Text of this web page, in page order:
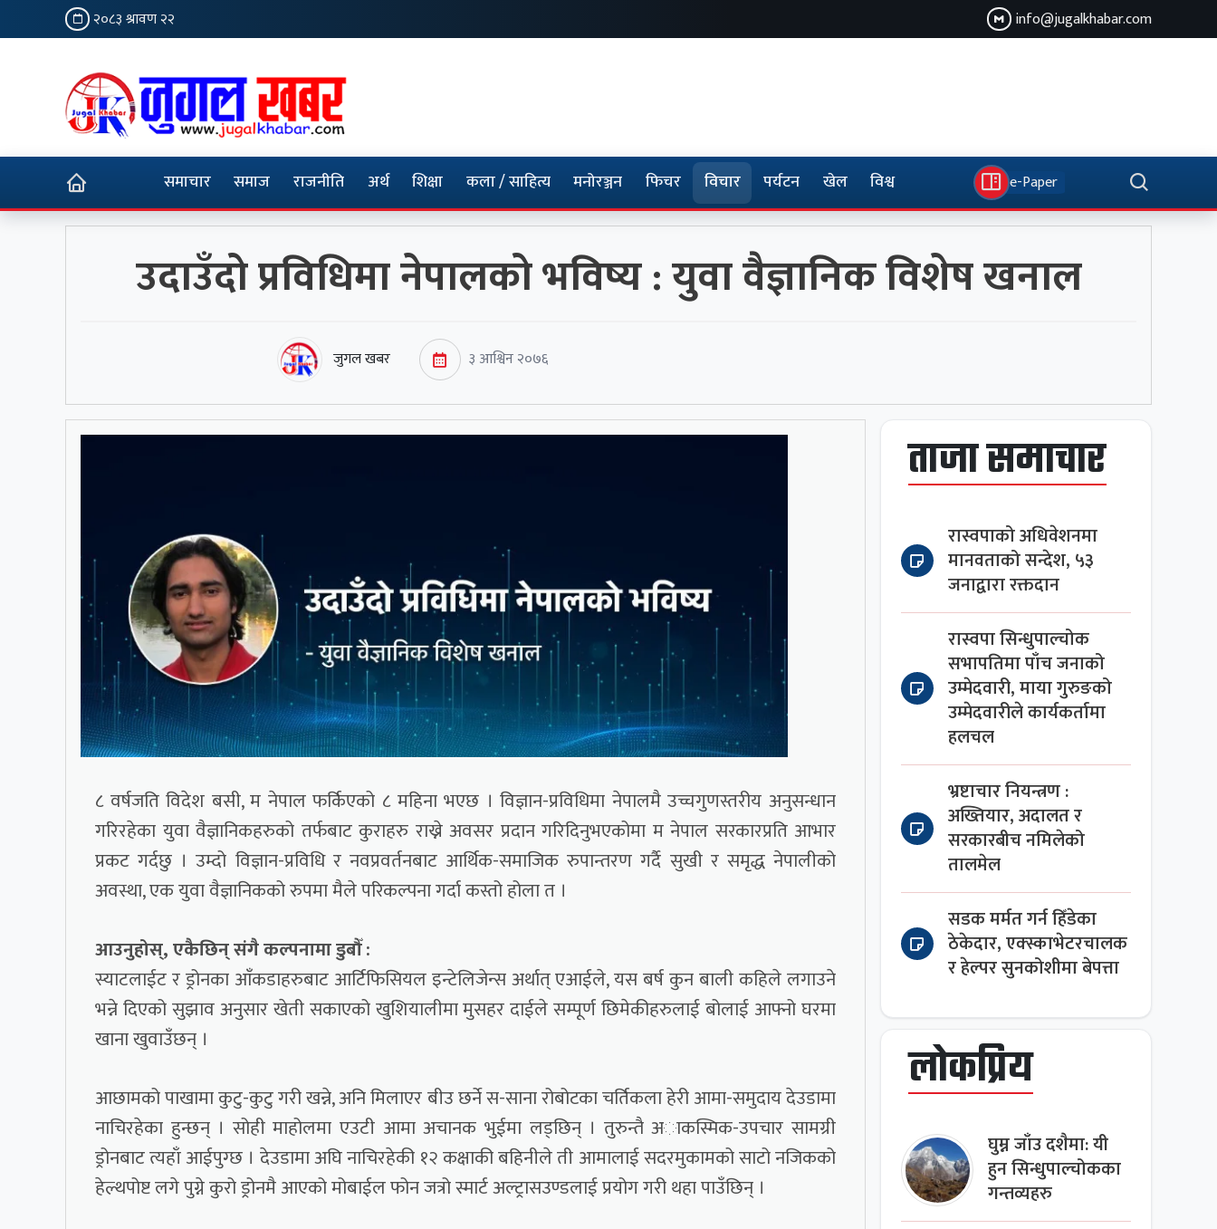
२०८३ श्रावण २२ info@jugalkhabar.com
समाचार समाज राजनीति अर्थ शिक्षा कला / साहित्य मनोरञ्जन फिचर विचार पर्यटन खेल विश्व e-Paper
उदाउँदो प्रविधिमा नेपालको भविष्य : युवा वैज्ञानिक विशेष खनाल
जुगल खबर ३ आश्विन २०७६
८ वर्षजति विदेश बसी, म नेपाल फर्किएको ८ महिना भएछ । विज्ञान-प्रविधिमा नेपालमै उच्चगुणस्तरीय अनुसन्धान
गरिरहेका युवा वैज्ञानिकहरुको तर्फबाट कुराहरु राख्ने अवसर प्रदान गरिदिनुभएकोमा म नेपाल सरकारप्रति आभार
प्रकट गर्दछु । उम्दो विज्ञान-प्रविधि र नवप्रवर्तनबाट आर्थिक-समाजिक रुपान्तरण गर्दै सुखी र समृद्ध नेपालीको
अवस्था, एक युवा वैज्ञानिकको रुपमा मैले परिकल्पना गर्दा कस्तो होला त ।
आउनुहोस्, एकैछिन् संगै कल्पनामा डुबौँ :
स्याटलाईट र ड्रोनका आँकडाहरुबाट आर्टिफिसियल इन्टेलिजेन्स अर्थात् एआईले, यस बर्ष कुन बाली कहिले लगाउने
भन्ने दिएको सुझाव अनुसार खेती सकाएको खुशियालीमा मुसहर दाईले सम्पूर्ण छिमेकीहरुलाई बोलाई आफ्नो घरमा
खाना खुवाउँछन् ।
आछामको पाखामा कुटु-कुटु गरी खन्ने, अनि मिलाएर बीउ छर्ने स-साना रोबोटका चर्तिकला हेरी आमा-समुदाय देउडामा
नाचिरहेका हुन्छन् । सोही माहोलमा एउटी आमा अचानक भुईमा लड्छिन् । तुरुन्तै अाकस्मिक-उपचार सामग्री
ड्रोनबाट त्यहाँ आईपुग्छ । देउडामा अघि नाचिरहेकी १२ कक्षाकी बहिनीले ती आमालाई सदरमुकामको साटो नजिकको
हेल्थपोष्ट लगे पुग्ने कुरो ड्रोनमै आएको मोबाईल फोन जत्रो स्मार्ट अल्ट्रासउण्डलाई प्रयोग गरी थहा पाउँछिन् ।
ताजा समाचार
रास्वपाको अधिवेशनमा
मानवताको सन्देश, ५३
जनाद्वारा रक्तदान
रास्वपा सिन्धुपाल्चोक
सभापतिमा पाँच जनाको
उम्मेदवारी, माया गुरुङको
उम्मेदवारीले कार्यकर्तामा
हलचल
भ्रष्टाचार नियन्त्रण :
अख्तियार, अदालत र
सरकारबीच नमिलेको
तालमेल
सडक मर्मत गर्न हिँडेका
ठेकेदार, एक्स्काभेटरचालक
र हेल्पर सुनकोशीमा बेपत्ता
लोकप्रिय
घुम्न जाँउ दशैमा: यी
हुन सिन्धुपाल्चोकका
गन्तव्यहरु